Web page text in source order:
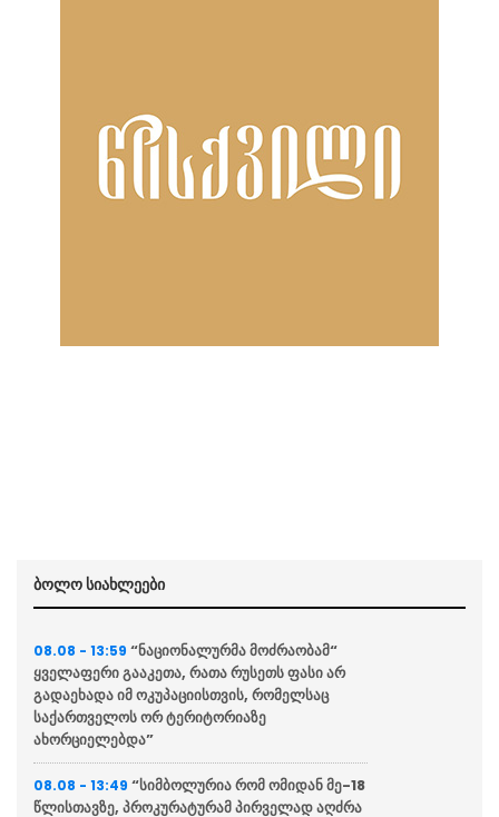
ბოლო სიახლეები
08.08 - 13:59 “ნაციონალურმა მოძრაობამ“
ყველაფერი გააკეთა, რათა რუსეთს ფასი არ
გადაეხადა იმ ოკუპაციისთვის, რომელსაც
საქართველოს ორ ტერიტორიაზე
ახორციელებდა”
08.08 - 13:49 “სიმბოლურია რომ ომიდან მე-18
წლისთავზე, პროკურატურამ პირველად აღძრა